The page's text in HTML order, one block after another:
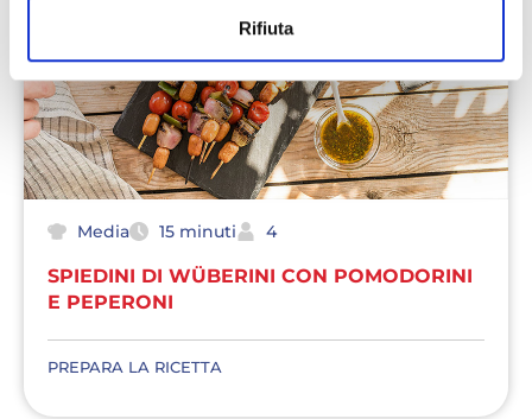
Rifiuta
Media 15 minuti 4
SPIEDINI DI WÜBERINI CON POMODORINI
E PEPERONI
PREPARA LA RICETTA